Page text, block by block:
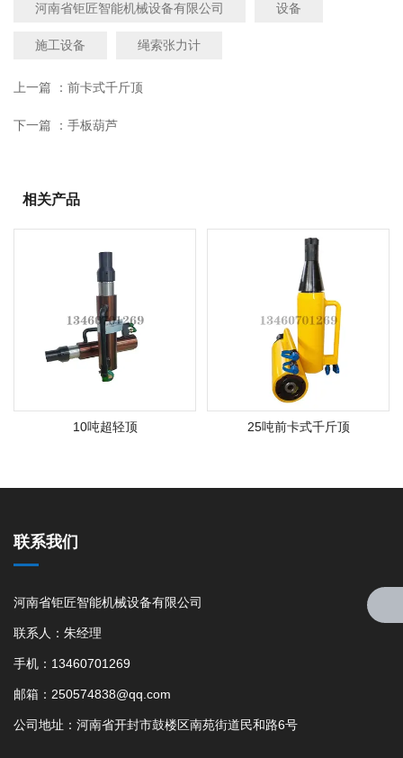
河南省钜匠智能机械设备有限公司 设备
施工设备 绳索张力计
上一篇 ： 前卡式千斤顶
下一篇 ： 手板葫芦
相关产品
10吨超轻顶 25吨前卡式千斤顶
联系我们
河南省钜匠智能机械设备有限公司
联系人：朱经理
手机：13460701269
邮箱：250574838@qq.com
公司地址：河南省开封市鼓楼区南苑街道民和路6号